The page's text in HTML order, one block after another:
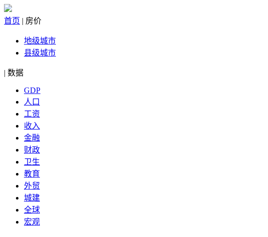
首页 | 房价
地级城市
县级城市
| 数据
GDP
人口
工资
收入
金融
财政
卫生
教育
外贸
城建
全球
宏观